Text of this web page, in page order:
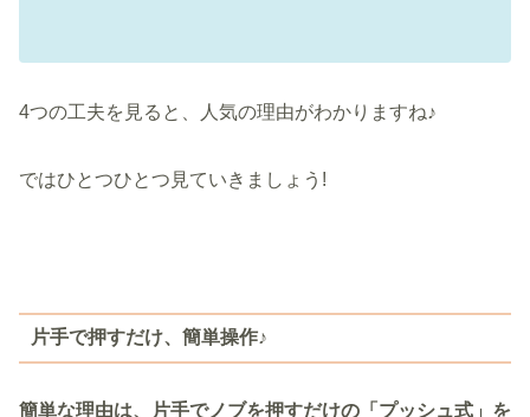
4つの工夫を見ると、人気の理由がわかりますね♪
ではひとつひとつ見ていきましょう!
片手で押すだけ、簡単操作♪
簡単な理由は、片手でノブを押すだけの「プッシュ式」を